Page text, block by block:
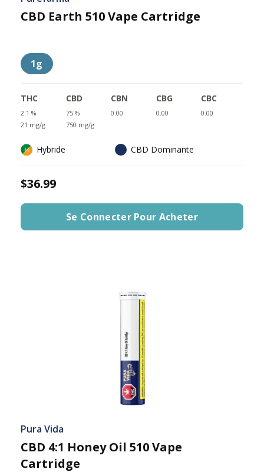
CBD Earth 510 Vape Cartridge
1g
THC
2.1 %
21 mg/g
CBD
75 %
750 mg/g
CBN
0.00
CBG
0.00
CBC
0.00
Hybride CBD Dominante
$36.99
Se Connecter Pour Acheter
Pura Vida
CBD 4:1 Honey Oil 510 Vape
Cartridge